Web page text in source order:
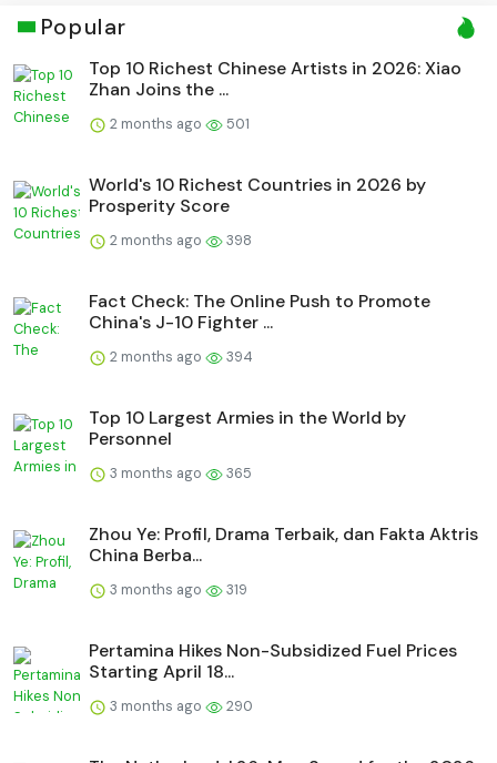
Popular
Top 10 Richest Chinese Artists in 2026: Xiao
Zhan Joins the ...
2 months ago 501
World's 10 Richest Countries in 2026 by
Prosperity Score
2 months ago 398
Fact Check: The Online Push to Promote
China's J-10 Fighter ...
2 months ago 394
Top 10 Largest Armies in the World by
Personnel
3 months ago 365
Zhou Ye: Profil, Drama Terbaik, dan Fakta Aktris
China Berba...
3 months ago 319
Pertamina Hikes Non-Subsidized Fuel Prices
Starting April 18...
3 months ago 290